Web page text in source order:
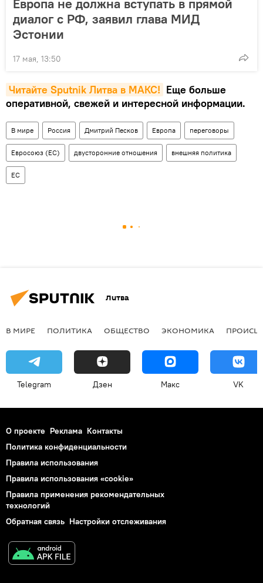
Европа не должна вступать в прямой
диалог с РФ, заявил глава МИД
Эстонии
17 мая, 13:50
Читайте Sputnik Литва в MAКС! Еще больше
оперативной, свежей и интересной информации.
В мире Россия Дмитрий Песков Европа переговоры
Евросоюз (ЕС) двусторонние отношения внешняя политика
ЕС
Литва
В МИРЕ ПОЛИТИКА ОБЩЕСТВО ЭКОНОМИКА
Telegram Дзен Макс VK
О проекте Реклама Контакты
Политика конфиденциальности
Правила использования
Правила использования «cookie»
Правила применения рекомендательных
технологий
Обратная связь Настройки отслеживания